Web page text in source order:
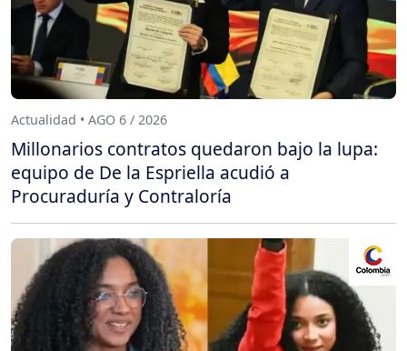
Actualidad • AGO 6 / 2026
Millonarios contratos quedaron bajo la lupa:
equipo de De la Espriella acudió a
Procuraduría y Contraloría